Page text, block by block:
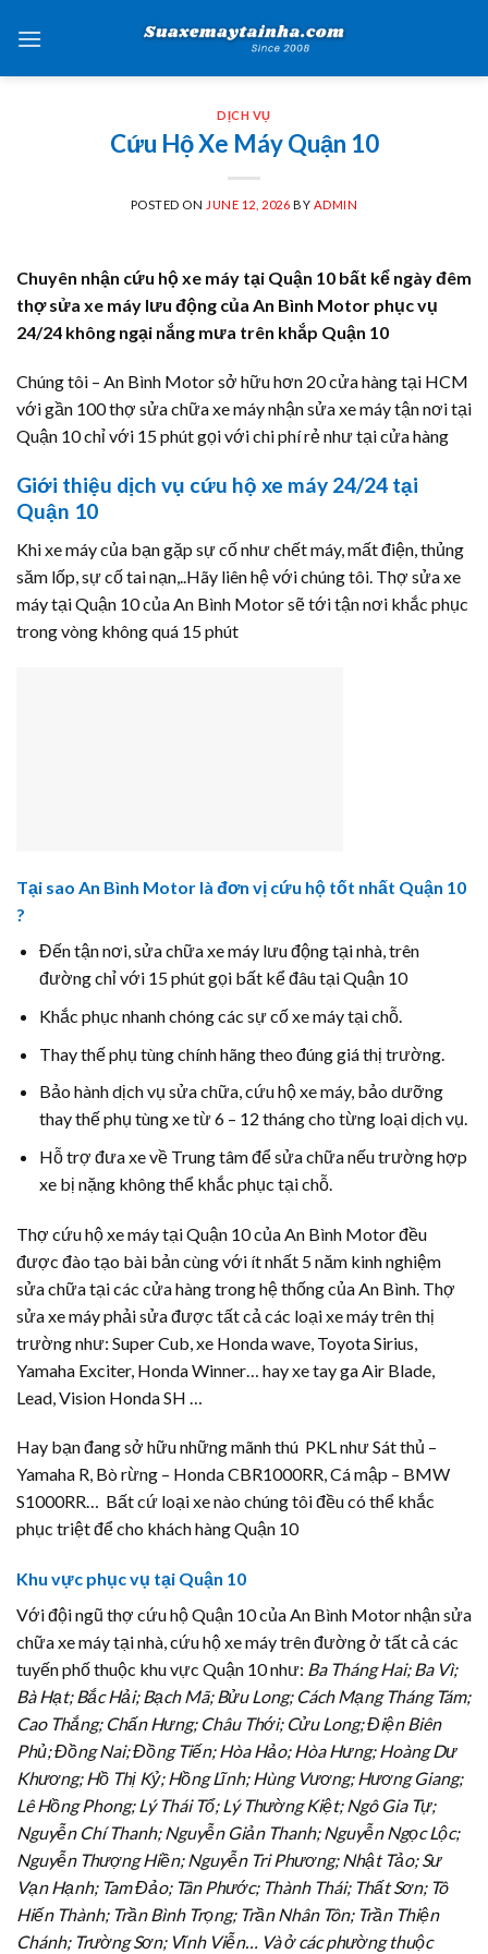
DỊCH VỤ
Cứu Hộ Xe Máy Quận 10
POSTED ON JUNE 12, 2026 BY ADMIN
Chuyên nhận cứu hộ xe máy tại Quận 10 bất kể ngày đêm
thợ sửa xe máy lưu động của An Bình Motor phục vụ
24/24 không ngại nắng mưa trên khắp Quận 10
Chúng tôi – An Bình Motor sở hữu hơn 20 cửa hàng tại HCM
với gần 100 thợ sửa chữa xe máy nhận sửa xe máy tận nơi tại
Quận 10 chỉ với 15 phút gọi với chi phí rẻ như tại cửa hàng
Giới thiệu dịch vụ cứu hộ xe máy 24/24 tại
Quận 10
Khi xe máy của bạn gặp sự cố như chết máy, mất điện, thủng
săm lốp, sự cố tai nạn,..Hãy liên hệ với chúng tôi. Thợ sửa xe
máy tại Quận 10 của An Bình Motor sẽ tới tận nơi khắc phục
trong vòng không quá 15 phút
Tại sao An Bình Motor là đơn vị cứu hộ tốt nhất Quận 10
?
Đến tận nơi, sửa chữa xe máy lưu động tại nhà, trên
đường chỉ với 15 phút gọi bất kể đâu tại Quận 10
Khắc phục nhanh chóng các sự cố xe máy tại chỗ.
Thay thế phụ tùng chính hãng theo đúng giá thị trường.
Bảo hành dịch vụ sửa chữa, cứu hộ xe máy, bảo dưỡng
thay thế phụ tùng xe từ 6 – 12 tháng cho từng loại dịch vụ.
Hỗ trợ đưa xe về Trung tâm để sửa chữa nếu trường hợp
xe bị nặng không thể khắc phục tại chỗ.
Thợ cứu hộ xe máy tại Quận 10 của An Bình Motor đều
được đào tạo bài bản cùng với ít nhất 5 năm kinh nghiệm
sửa chữa tại các cửa hàng trong hệ thống của An Bình. Thợ
sửa xe máy phải sửa được tất cả các loại xe máy trên thị
trường như: Super Cub, xe Honda wave, Toyota Sirius,
Yamaha Exciter, Honda Winner… hay xe tay ga Air Blade,
Lead, Vision Honda SH …
Hay bạn đang sở hữu những mãnh thú PKL như Sát thủ –
Yamaha R, Bò rừng – Honda CBR1000RR, Cá mập – BMW
S1000RR… Bất cứ loại xe nào chúng tôi đều có thể khắc
phục triệt để cho khách hàng Quận 10
Khu vực phục vụ tại Quận 10
Với đội ngũ thợ cứu hộ Quận 10 của An Bình Motor nhận sửa
chữa xe máy tại nhà, cứu hộ xe máy trên đường ở tất cả các
tuyến phố thuộc khu vực Quận 10 như: Ba Tháng Hai; Ba Vì;
Bà Hạt; Bắc Hải; Bạch Mã; Bửu Long; Cách Mạng Tháng Tám;
Cao Thắng; Chấn Hưng; Châu Thới; Cửu Long; Điện Biên
Phủ; Đồng Nai; Đồng Tiến; Hòa Hảo; Hòa Hưng; Hoàng Dư
Khương; Hồ Thị Kỷ; Hồng Lĩnh; Hùng Vương; Hương Giang;
Lê Hồng Phong; Lý Thái Tổ; Lý Thường Kiệt; Ngô Gia Tự;
Nguyễn Chí Thanh; Nguyễn Giản Thanh; Nguyễn Ngọc Lộc;
Nguyễn Thượng Hiền; Nguyễn Tri Phương; Nhật Tảo; Sư
Vạn Hạnh; Tam Đảo; Tân Phước; Thành Thái; Thất Sơn; Tô
Hiến Thành; Trần Bình Trọng; Trần Nhân Tôn; Trần Thiện
Chánh; Trường Sơn; Vĩnh Viễn… Và ở các phường thuộc